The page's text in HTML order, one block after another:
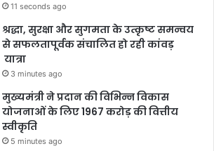
11 seconds ago
श्रद्धा, सुरक्षा और सुगमता के उत्कृष्ट समन्वय
से सफलतापूर्वक संचालित हो रही कांवड़
यात्रा
3 minutes ago
मुख्यमंत्री ने प्रदान की विभिन्न विकास
योजनाओं के लिए 1967 करोड़ की वित्तीय
स्वीकृति
5 minutes ago